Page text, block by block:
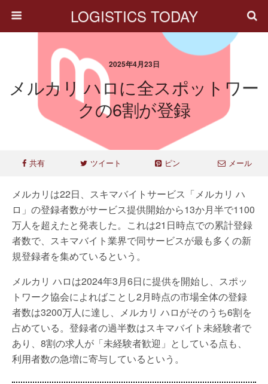
LOGISTICS TODAY
2025年4月23日
メルカリ ハロに全スポットワー
クの6割が登録
共有 ツイート ピン メール
メルカリは22日、スキマバイトサービス「メルカリ ハ
ロ」の登録者数がサービス提供開始から13か月半で1100
万人を超えたと発表した。これは21日時点での累計登録
者数で、スキマバイト業界で同サービスが最も多くの新
規登録者を集めているという。
メルカリ ハロは2024年3月6日に提供を開始し、スポッ
トワーク協会によればことし2月時点の市場全体の登録
者数は3200万人に達し、メルカリ ハロがそのうち6割を
占めている。登録者の過半数はスキマバイト未経験者で
あり、8割の求人が「未経験者歓迎」としている点も、
利用者数の急増に寄与しているという。